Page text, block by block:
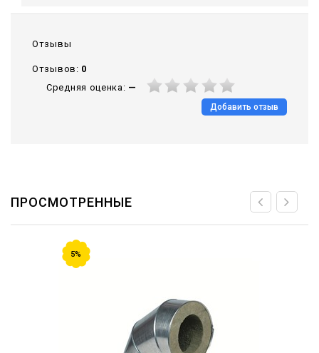
Отзывы
Отзывов: 0
Средняя оценка: —
Добавить отзыв
ПРОСМОТРЕННЫЕ
5%